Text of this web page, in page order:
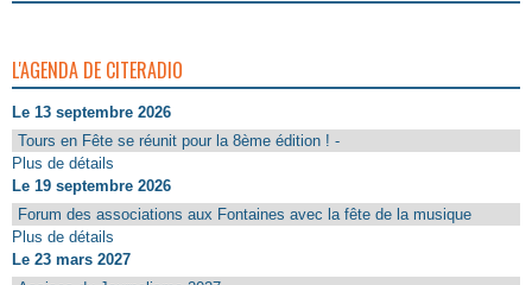
L'AGENDA DE CITERADIO
Le 13 septembre 2026
Tours en Fête se réunit pour la 8ème édition ! -
Plus de détails
Le 19 septembre 2026
Forum des associations aux Fontaines avec la fête de la musique
Plus de détails
Le 23 mars 2027